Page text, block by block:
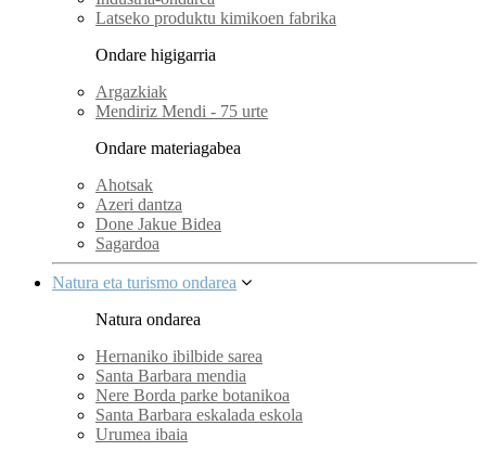
Latseko produktu kimikoen fabrika
Ondare higigarria
Argazkiak
Mendiriz Mendi - 75 urte
Ondare materiagabea
Ahotsak
Azeri dantza
Done Jakue Bidea
Sagardoa
Natura eta turismo ondarea
Natura ondarea
Hernaniko ibilbide sarea
Santa Barbara mendia
Nere Borda parke botanikoa
Santa Barbara eskalada eskola
Urumea ibaia